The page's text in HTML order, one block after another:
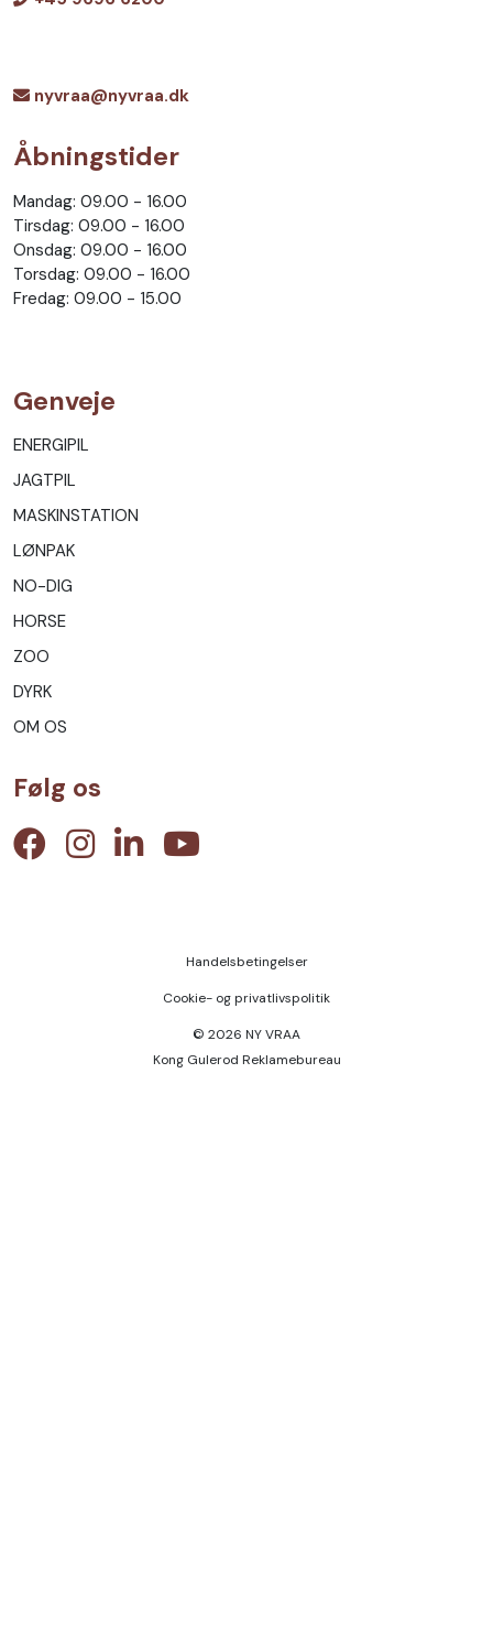
nyvraa@nyvraa.dk
Åbningstider
Mandag: 09.00 - 16.00
Tirsdag: 09.00 - 16.00
Onsdag: 09.00 - 16.00
Torsdag: 09.00 - 16.00
Fredag: 09.00 - 15.00
Genveje
ENERGIPIL
JAGTPIL
MASKINSTATION
LØNPAK
NO-DIG
HORSE
ZOO
DYRK
OM OS
Følg os
© 2026 NY VRAA
Kong Gulerod Reklamebureau
Handelsbetingelser
Cookie- og privatlivspolitik